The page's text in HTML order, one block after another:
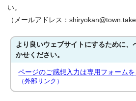
い。
（メールアドレス：
より良いウェブサイトにするために、
かせください。
ページのご感想入力は専用フォームを
（外部リンク）